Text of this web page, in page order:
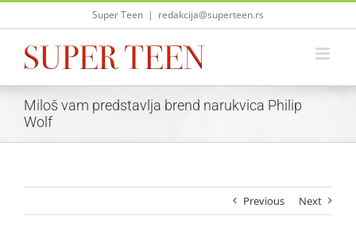
Skip
Super Teen | redakcija@superteen.rs
Miloš vam predstavlja brend narukvica Philip
Wolf
Previous Next